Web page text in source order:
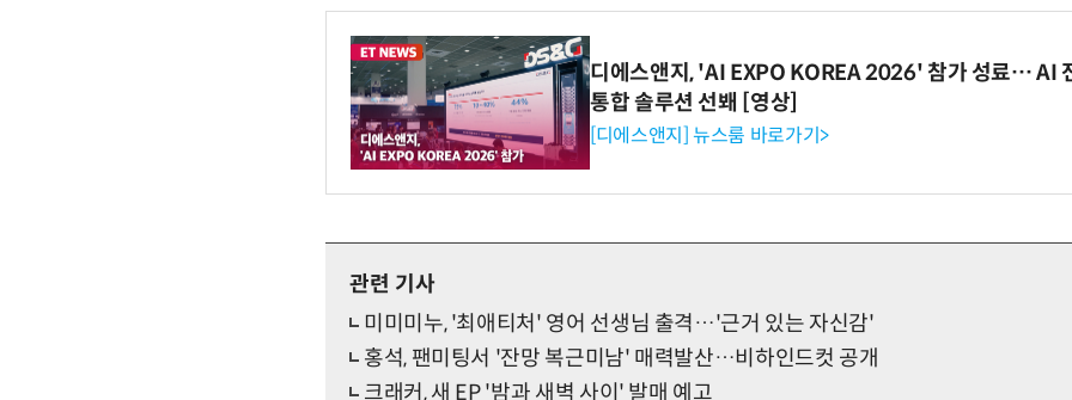
디에스앤지, 'AI EXPO KOREA 2026' 참가 성료… AI
통합 솔루션 선봬 [영상]
[디에스앤지] 뉴스룸 바로가기>
관련 기사
미미미누, '최애티처' 영어 선생님 출격…'근거 있는 자신감'
홍석, 팬미팅서 '잔망 복근미남' 매력발산…비하인드컷 공개
크래커, 새 EP '밤과 새벽 사이' 발매 예고